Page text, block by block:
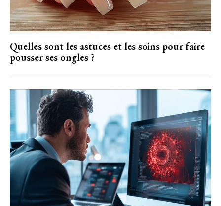
Quelles sont les astuces et les soins pour faire
pousser ses ongles ?